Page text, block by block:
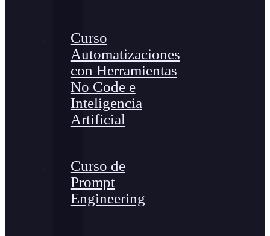
Curso
Automatizaciones
con Herramientas
No Code e
Inteligencia
Artificial
Curso de
Prompt
Engineering